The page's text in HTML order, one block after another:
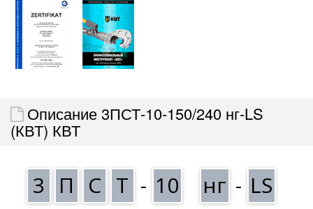
Описание 3ПСТ-10-150/240 нг-LS
(КВТ) КВТ
3 П С Т - 10 нг - LS